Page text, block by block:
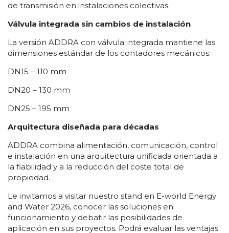
de transmisión en instalaciones colectivas.
Válvula integrada sin cambios de instalación
La versión ADDRA con válvula integrada mantiene las
dimensiones estándar de los contadores mecánicos:
DN15 – 110 mm
DN20 – 130 mm
DN25 – 195 mm
Arquitectura diseñada para décadas
ADDRA combina alimentación, comunicación, control
e instalación en una arquitectura unificada orientada a
la fiabilidad y a la reducción del coste total de
propiedad.
Le invitamos a visitar nuestro stand en E-world Energy
and Water 2026, conocer las soluciones en
funcionamiento y debatir las posibilidades de
aplicación en sus proyectos. Podrá evaluar las ventajas